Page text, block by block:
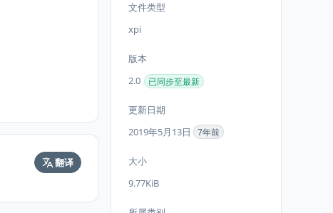
翻译
文件类型
xpi
版本
2.0
已同步至最新
更新日期
2019年5月13日
7年前
大小
9.77KiB